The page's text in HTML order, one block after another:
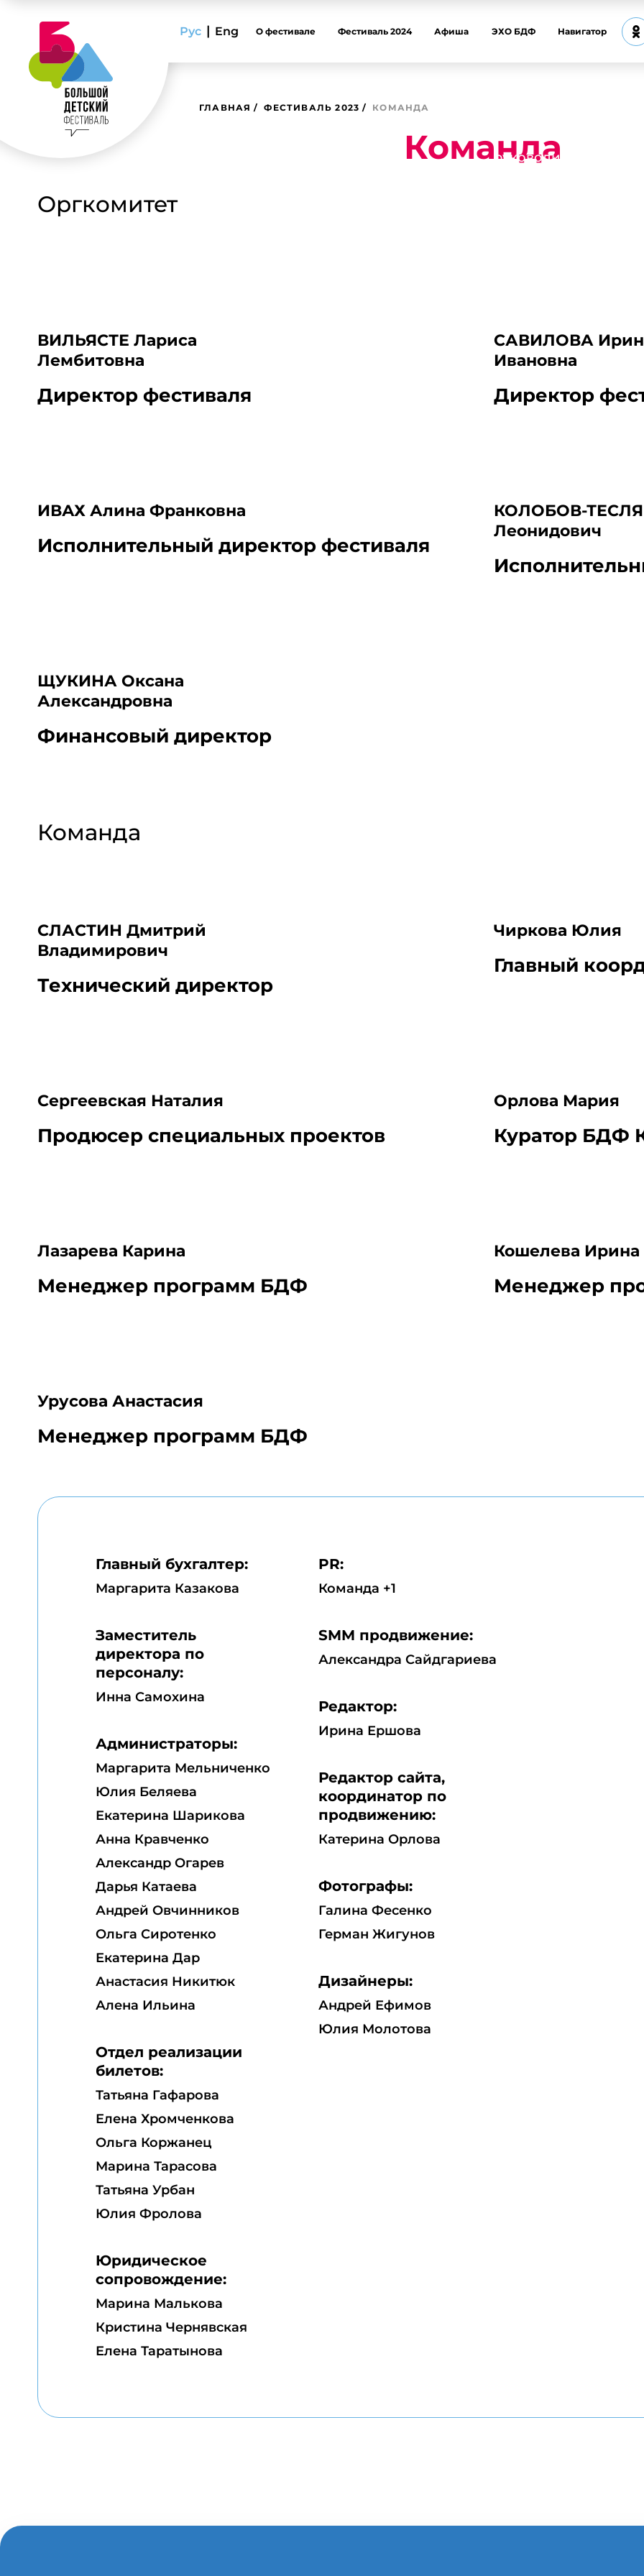
Рус | Eng О фестивале Фестиваль 2024 Афиша ЭХО БДФ Навигатор
ГЛАВНАЯ ФЕСТИВАЛЬ 2023 КОМАНДА
Команда
Оргкомитет
БЕЗРУКОВ Сергей
руководитель
ВИЛЬЯСТЕ Лариса
Лембитовна
Директор фестиваля
САВИЛОВА
Ивановна
Директор
ИВАХ Алина Франковна
Исполнительный директор фестиваля
КОЛОБОВ-ТЕСЛЯ
Леонидович
ЩУКИНА Оксана
Александровна
Финансовый директор
Команда
СЛАСТИН Дмитрий
Владимирович
Технический директор
Чиркова Юлия
Главный
Сергеевская Наталия
Продюсер специальных проектов
Орлова Мария
Куратор БДФ
Лазарева Карина
Менеджер программ БДФ
Кошелева Ирина
Менеджер
Урусова Анастасия
Менеджер программ БДФ
Главный бухгалтер:
Маргарита Казакова
Заместитель
директора по
персоналу:
Инна Самохина
Администраторы:
Маргарита Мельниченко
Юлия Беляева
Екатерина Шарикова
Анна Кравченко
Александр Огарев
Дарья Катаева
Андрей Овчинников
Ольга Сиротенко
Екатерина Дар
Анастасия Никитюк
Алена Ильина
Отдел реализации
билетов:
Татьяна Гафарова
Елена Хромченкова
Ольга Коржанец
Марина Тарасова
Татьяна Урбан
Юлия Фролова
Юридическое
сопровождение:
Марина Малькова
Кристина Чернявская
Елена Таратынова
PR:
Команда +1
SMM продвижение:
Александра Сайдгариева
Редактор:
Ирина Ершова
Редактор сайта,
координатор по
продвижению:
Катерина Орлова
Фотографы:
Галина Фесенко
Герман Жигунов
Дизайнеры:
Андрей Ефимов
Юлия Молотова